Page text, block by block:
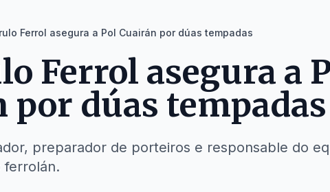
Ferrol asegura a Pol Cuairán por dúas tempadas
Ferrol asegura a
por dúas tempadas
preparador de porteiros e responsable do
ferrolán.